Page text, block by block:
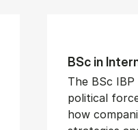
BSc in
The BSc
political
how